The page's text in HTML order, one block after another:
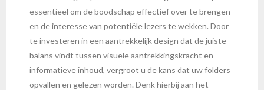
essentieel om de boodschap effectief over te brengen
en de interesse van potentiële lezers te wekken. Door
te investeren in een aantrekkelijk design dat de juiste
balans vindt tussen visuele aantrekkingskracht en
informatieve inhoud, vergroot u de kans dat uw folders
opvallen en gelezen worden. Denk hierbij aan het